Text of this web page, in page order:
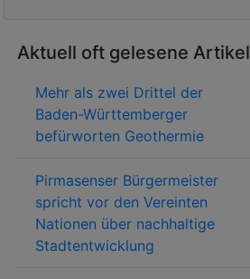
Aktuell oft gelesene Artikel
Mehr als zwei Drittel der
Baden-Württemberger
befürworten Geothermie
Pirmasenser Bürgermeister
spricht vor den Vereinten
Nationen über nachhaltige
Stadtentwicklung